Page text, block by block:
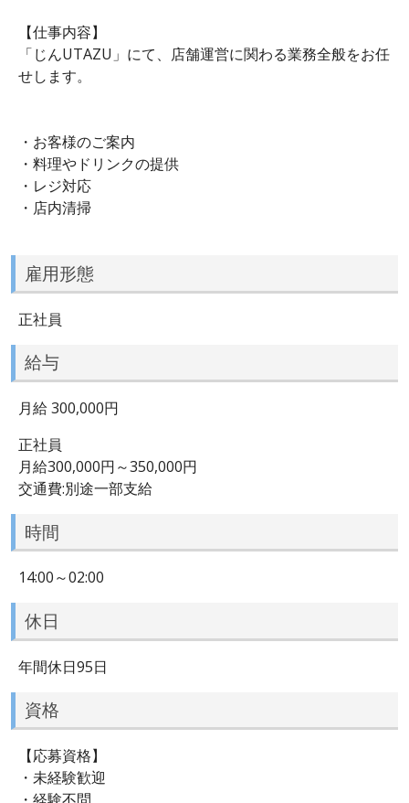
【仕事内容】
「じんUTAZU」にて、店舗運営に関わる業務全般をお任
せします。
・お客様のご案内
・料理やドリンクの提供
・レジ対応
・店内清掃
雇用形態
正社員
給与
月給 300,000円
正社員
月給300,000円～350,000円
交通費:別途一部支給
時間
14:00～02:00
休日
年間休日95日
資格
【応募資格】
・未経験歓迎